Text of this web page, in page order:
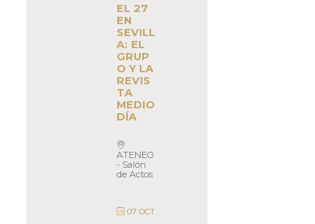
EL 27
EN
SEVILL
A: EL
GRUP
O Y LA
REVIS
TA
MEDIO
DÍA
ATENEO
- Salón
de Actos
07 OCT